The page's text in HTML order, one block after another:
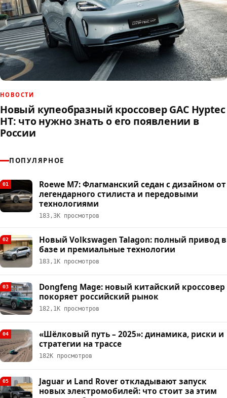
НОВОСТИ
Новый купеобразный кроссовер GAC Hyptec
HT: что нужно знать о его появлении в
России
ПОПУЛЯРНОЕ
01
Roewe M7: Флагманский седан с дизайном от
легендарного стилиста и передовыми
технологиями
183,3К просмотров
02
Новый Volkswagen Talagon: полный привод в
базе и премиальные технологии
183,1К просмотров
03
Dongfeng Mage: новый китайский кроссовер
покоряет российский рынок
182,1К просмотров
04
«Шёлковый путь – 2025»: динамика, риски и
стратегии на трассе
182К просмотров
05
Jaguar и Land Rover откладывают запуск
новых электромобилей: что стоит за этим